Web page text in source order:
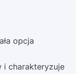
opcja
i charakteryzuje